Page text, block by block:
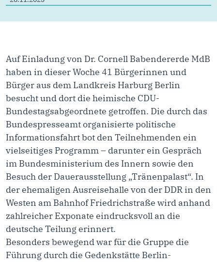
Auf Einladung von Dr. Cornell Babendererde MdB
haben in dieser Woche 41 Bürgerinnen und
Bürger aus dem Landkreis Harburg Berlin
besucht und dort die heimische CDU-
Bundestagsabgeordnete getroffen. Die durch das
Bundespresseamt organisierte politische
Informationsfahrt bot den Teilnehmenden ein
vielseitiges Programm – darunter ein Gespräch
im Bundesministerium des Innern sowie den
Besuch der Dauerausstellung „Tränenpalast“. In
der ehemaligen Ausreisehalle von der DDR in den
Westen am Bahnhof Friedrichstraße wird anhand
zahlreicher Exponate eindrucksvoll an die
deutsche Teilung erinnert.
Besonders bewegend war für die Gruppe die
Führung durch die Gedenkstätte Berlin-